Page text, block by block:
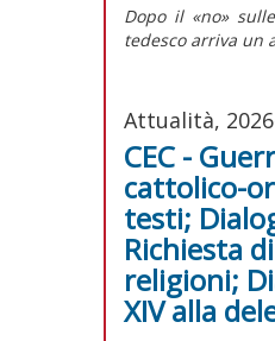
Dopo il «no»
tedesco arriva un
Attualità,
CEC -
cattolico-
testi;
Richiesta
religioni;
XIV alla